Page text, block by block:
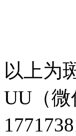
以上为
UU（微